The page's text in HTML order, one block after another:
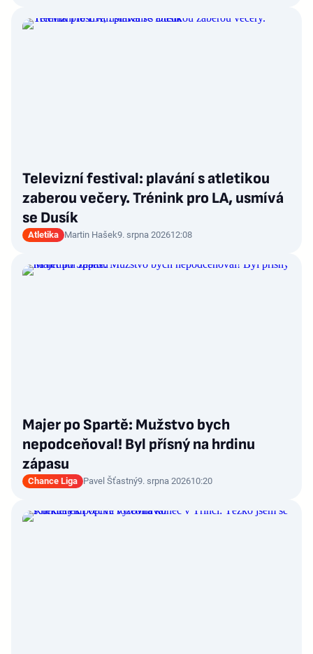
Televizní festival: plavání s atletikou
zaberou večery. Trénink pro LA, usmívá
se Dusík
Atletika Martin Hašek9. srpna 202612:08
Majer po Spartě: Mužstvo bych
nepodceňoval! Byl přísný na hrdinu
zápasu
Chance Liga Pavel Šťastný9. srpna 202610:20